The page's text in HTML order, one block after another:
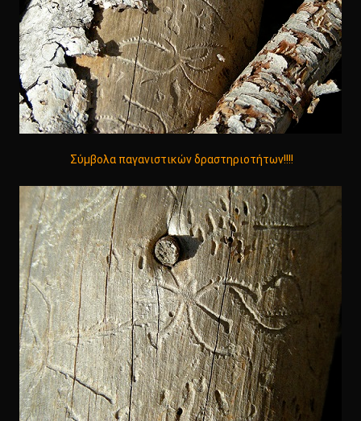
Σύμβολα παγανιστικών δραστηριοτήτων!!!!